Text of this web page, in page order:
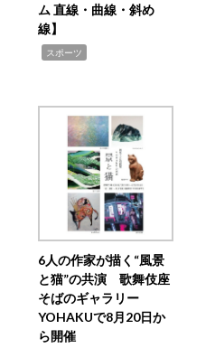
ム 直線・曲線・斜め
線】
スポーツ
6人の作家が描く“風景
と猫”の共演 歌舞伎座
そばのギャラリー
YOHAKUで8月20日か
ら開催